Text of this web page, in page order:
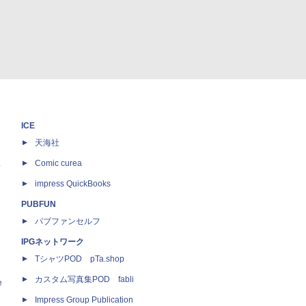
ICE
天海社
Comic curea
impress QuickBooks
PUBFUN
パブファンセルフ
IPGネットワーク
TシャツPOD pTa.shop
カスタム写真集POD fabli
Impress Group Publication